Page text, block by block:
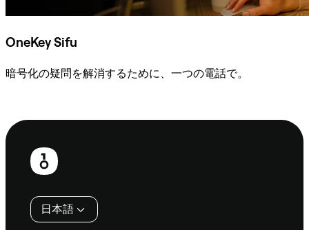
OneKey Sifu
暗号化の疑問を解消するために、一つの電話で。
フ
日本語